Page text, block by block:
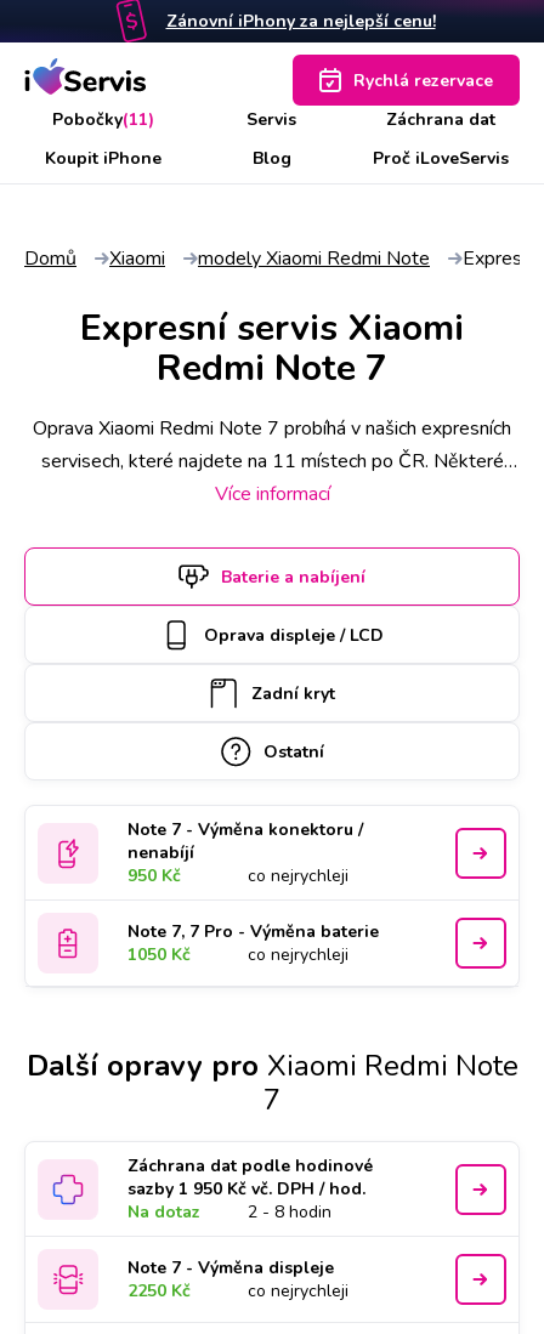
Zánovní iPhony za nejlepší cenu!
Pobočky(11) Servis
Záchrana dat
Koupit iPhone
Blog Proč iLoveServis
Rychlá rezervace
Domů Xiaomi modely Xiaomi Redmi Note Expresní
Expresní servis Xiaomi
Redmi Note 7
Oprava Xiaomi Redmi Note 7 probíhá v našich expresních
servisech, které najdete na 11 místech po ČR. Některé
úkony stihneme už do 30 minut, náročnější však zaberou i
si termín a hodinu online. Xiaomi Redmi Note 7 k opravě si
u vás také může vyzvednout náš kurýr, který vám ho poté
zaveze zpět. Kvalitu práce podtrhujeme doživotní zárukou a
za díly ručíme nadstandardně 2 roky.
Více informací
Baterie a nabíjení
Oprava displeje / LCD
Zadní kryt
Ostatní
Note 7 - Výměna konektoru /
nenabíjí
950 Kč
co nejrychleji
Note 7, 7 Pro - Výměna baterie
1050 Kč
co nejrychleji
Další opravy pro Xiaomi Redmi Note
7
Záchrana dat podle hodinové
sazby 1 950 Kč vč. DPH / hod.
Na dotaz
2 - 8 hodin
Note 7 - Výměna displeje
2250 Kč
co nejrychleji